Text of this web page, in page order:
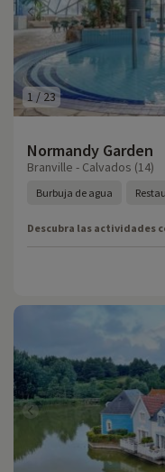
1 / 23
Normandy Garden
Branville - Calvados (14)
Burbuja de agua
Descubra las actividades